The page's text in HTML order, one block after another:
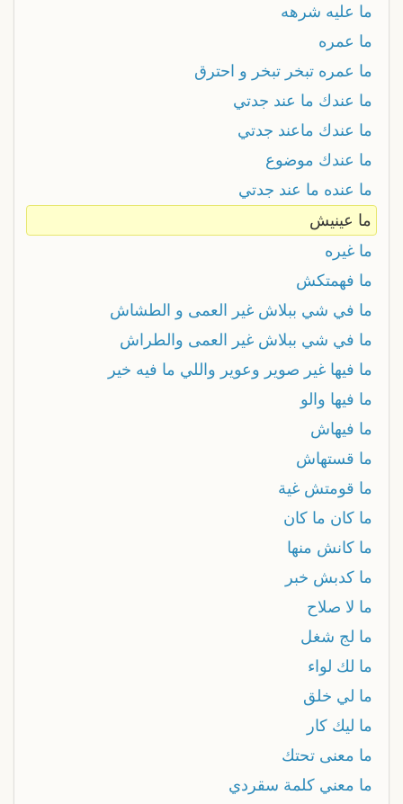
ما عليه شرهه
ما عمره
ما عمره تبخر تبخر و احترق
ما عندك ما عند جدتي
ما عندك ماعند جدتي
ما عندك موضوع
ما عنده ما عند جدتي
ما عينيش
ما غيره
ما فهمتكش
ما في شي ببلاش غير العمى و الطشاش
ما في شي ببلاش غير العمى والطراش
ما فيها غير صوير وعوير واللي ما فيه خير
ما فيها والو
ما فيهاش
ما قستهاش
ما قومتش غية
ما كان ما كان
ما كانش منها
ما كدبش خبر
ما لا صلاح
ما لج شغل
ما لك لواء
ما لي خلق
ما ليك كار
ما معنى تحتك
ما معني كلمة سقردي